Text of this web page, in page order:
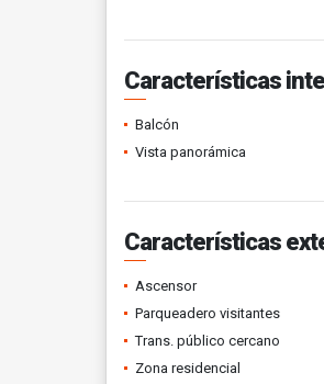
Características
Balcón
Vista panorámica
Características
Ascensor
Parqueadero visitantes
Trans. público cercano
Zona residencial